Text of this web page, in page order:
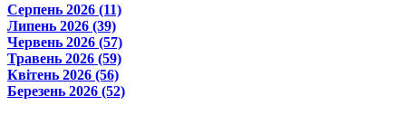
Серпень 2026 (11)
Липень 2026 (39)
Червень 2026 (57)
Травень 2026 (59)
Квітень 2026 (56)
Березень 2026 (52)